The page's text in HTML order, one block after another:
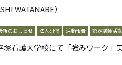
WATANABE）
新のおしらせ 法人研修 活動報告 認定講師活
塚看護大学校にて「強みワーク」